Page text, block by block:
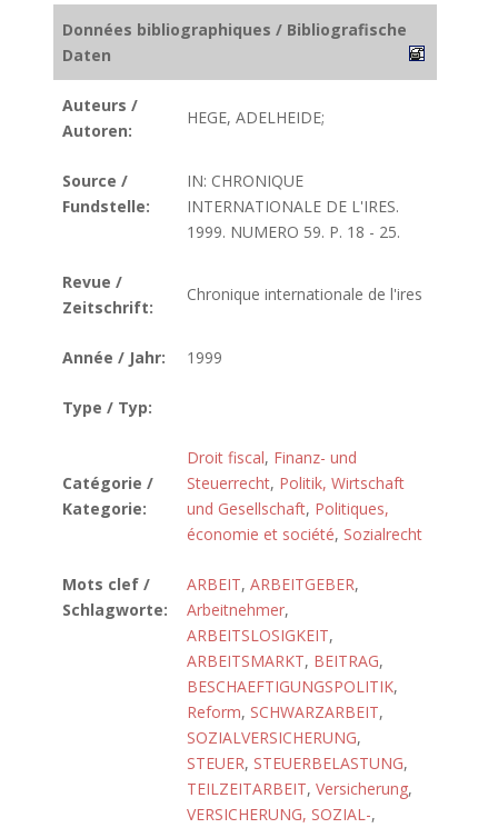
Données bibliographiques / Bibliografische
Daten
Auteurs /
Autoren:
HEGE, ADELHEIDE;
Source /
Fundstelle:
IN: CHRONIQUE
INTERNATIONALE DE L'IRES.
1999. NUMERO 59. P. 18 - 25.
Revue /
Zeitschrift:
Chronique internationale de l'ires
Année / Jahr: 1999
Type / Typ:
Catégorie /
Kategorie:
Droit fiscal, Finanz- und
Steuerrecht, Politik, Wirtschaft
und Gesellschaft, Politiques,
économie et société, Sozialrecht
Mots clef /
Schlagworte:
ARBEIT, ARBEITGEBER,
Arbeitnehmer,
ARBEITSLOSIGKEIT,
ARBEITSMARKT, BEITRAG,
BESCHAEFTIGUNGSPOLITIK,
Reform, SCHWARZARBEIT,
SOZIALVERSICHERUNG,
STEUER, STEUERBELASTUNG,
TEILZEITARBEIT, Versicherung,
VERSICHERUNG, SOZIAL-,